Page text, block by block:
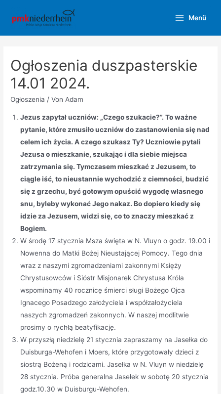
Inhalt
Menü
Ogłoszenia duszpasterskie
14.01 2024.
Ogłoszenia / VonAdam
Jezus zapytał uczniów: „Czego szukacie?”. To ważne
pytanie, które zmusiło uczniów do zastanowienia się nad
celem ich życia. A czego szukasz Ty? Uczniowie pytali
Jezusa o mieszkanie, szukając i dla siebie miejsca
zatrzymania się. Tymczasem mieszkać z Jezusem, to
ciągle iść, to nieustannie wychodzić z ciemności, budzić
się z grzechu, być gotowym opuścić wygodę własnego
snu, byleby wykonać Jego nakaz. Bo dopiero kiedy się
idzie za Jezusem, widzi się, co to znaczy mieszkać z
Bogiem.
W środę 17 stycznia Msza święta w N. Vluyn o godz. 19.00 i
Nowenna do Matki Bożej Nieustającej Pomocy. Tego dnia
wraz z naszymi zgromadzeniami zakonnymi Księży
Chrystusowców i Sióstr Misjonarek Chrystusa Króla
wspominamy 40 rocznicę śmierci sługi Bożego Ojca
Ignacego Posadzego założyciela i współzałożyciela
naszych zgromadzeń zakonnych. W naszej modlitwie
prosimy o rychłą beatyfikację.
W przyszłą niedzielę 21 stycznia zapraszamy na Jasełka do
Duisburga-Wehofen i Moers, które przygotowały dzieci z
siostrą Bożeną i rodzicami. Jasełka w N. Vluyn w niedzielę
28 stycznia. Próba generalna Jasełek w sobotę 20 stycznia
godz.10.30 w Duisburgu-Wehofen.